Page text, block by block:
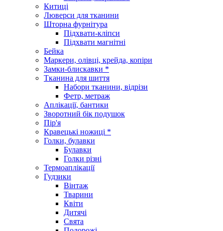
Китиці
Люверси для тканини
Шторна фурнітура
Підхвати-кліпси
Підхвати магнітні
Бейка
Маркери, олівці, крейда, копіри
Замки-блискавки *
Тканина для шиття
Набори тканини, відрізи
Фетр, метраж
Аплікації, бантики
Зворотний бік подушок
Пір'я
Кравецькі ножиці *
Голки, булавки
Булавки
Голки різні
Термоаплікації
Гудзики
Вінтаж
Тварини
Квіти
Дитячі
Свята